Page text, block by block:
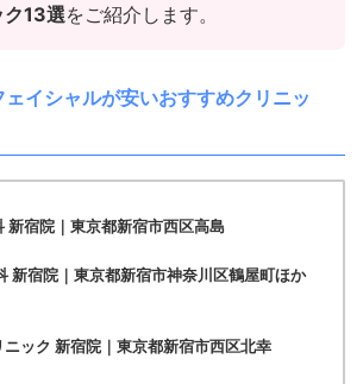
ク13選をご紹介します。
イシャルが安いおすすめクリニッ
新宿院｜東京都新宿市西区高島
新宿院｜東京都新宿市神奈川区鶴屋町ほか
ニック 新宿院｜東京都新宿市西区北幸